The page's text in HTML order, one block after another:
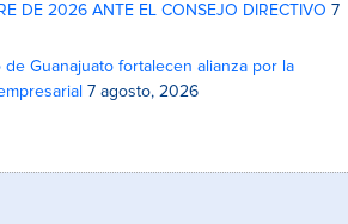
DE 2026 ANTE EL CONSEJO DIRECTIVO 7
de Guanajuato fortalecen alianza por la
7 agosto, 2026